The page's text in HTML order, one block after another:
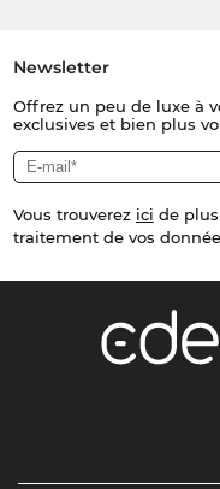
Newsletter
Offrez un peu de luxe à
exclusives et bien plus
Vous trouverez ici de
traitement de vos